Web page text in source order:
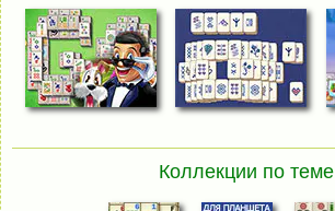
Коллекции по теме